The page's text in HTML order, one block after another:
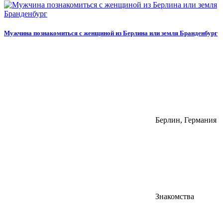
Мужчина познакомиться с женщиной из Берлина или земля Бранденбург
Берлин, Германия
Знакомства